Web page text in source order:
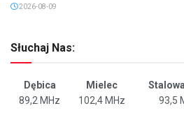
2026-08-09
Słuchaj Nas:
Dębica Mielec
89,2 MHz
102,4 MHz 93,5